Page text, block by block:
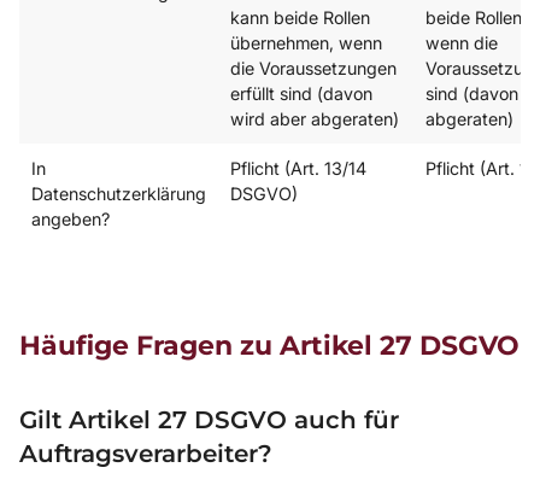
kann beide Rollen
übernehmen, wenn
die Voraussetzungen
erfüllt sind (davon
wird aber abgeraten)
beide Rollen
wenn die
sind (davon
abgeraten)
In
Datenschutzerklärung
angeben?
Pflicht (Art. 13/14
DSGVO)
Pflicht (Art.
Häufige Fragen zu Artikel 27 DSGVO
Gilt Artikel 27 DSGVO auch für
Auftragsverarbeiter?